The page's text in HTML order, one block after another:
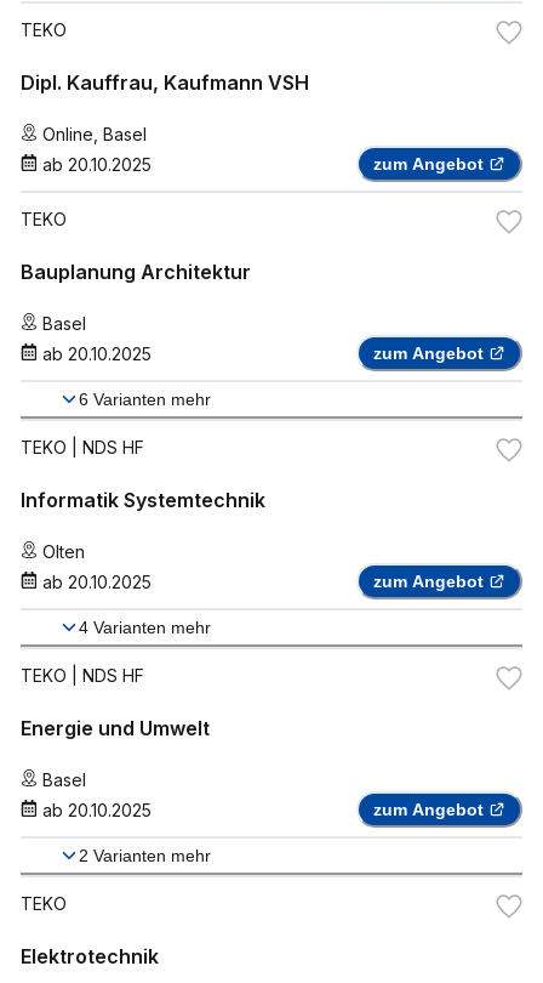
TEKO
Dipl. Kauffrau, Kaufmann VSH
Online Basel
ab 20.10.2025 zum Angebot
TEKO
Bauplanung Architektur
Basel
ab 20.10.2025 zum Angebot
6 Varianten mehr
TEKO | NDS HF
Informatik Systemtechnik
Olten
ab 20.10.2025 zum Angebot
4 Varianten mehr
TEKO | NDS HF
Energie und Umwelt
Basel
ab 20.10.2025 zum Angebot
2 Varianten mehr
TEKO
Elektrotechnik